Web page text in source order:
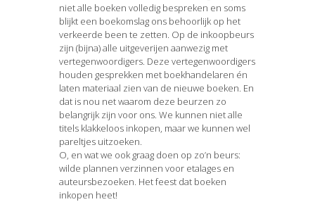
niet alle boeken volledig bespreken en soms
blijkt een boekomslag ons behoorlijk op het
verkeerde been te zetten. Op de inkoopbeurs
zijn (bijna) alle uitgeverijen aanwezig met
vertegenwoordigers. Deze vertegenwoordigers
houden gesprekken met boekhandelaren én
laten materiaal zien van de nieuwe boeken. En
dat is nou net waarom deze beurzen zo
belangrijk zijn voor ons. We kunnen niet alle
titels klakkeloos inkopen, maar we kunnen wel
pareltjes uitzoeken.
O, en wat we ook graag doen op zo’n beurs:
wilde plannen verzinnen voor etalages en
auteursbezoeken. Het feest dat boeken
inkopen heet!